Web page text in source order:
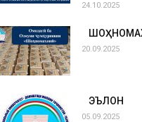
24.10.2025
20.09.2025
ЭЪЛОН
05.09.2025